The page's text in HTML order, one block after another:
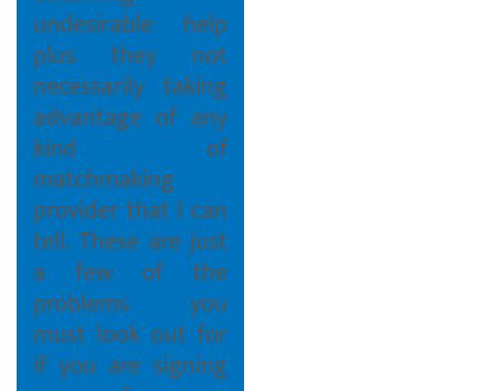
undesirable help
plus they not
necessarily taking
advantage of any
kind of
matchmaking
provider that I can
tell. These are just
a few of the
problems you
must look out for
if you are signing